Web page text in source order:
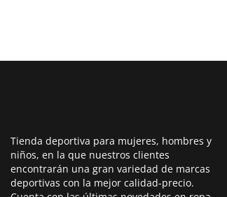
Tienda deportiva para mujeres, hombres y
niños, en la que nuestros clientes
encontrarán una gran variedad de marcas
deportivas con la mejor calidad-precio.